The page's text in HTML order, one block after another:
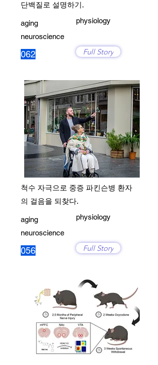
단백질로 설명하기.
aging
neuroscience
062
physiology
Full Story
척수 자극으로 중증 파킨슨병 환자
의 걸음을 되찾다.
aging
neuroscience
056
physiology
Full Story